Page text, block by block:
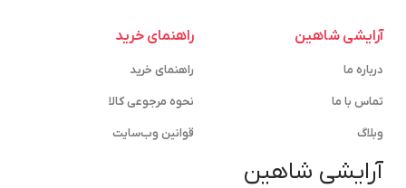
آرایشی شاهین
درباره ما
تماس با ما
وبلاگ
آرایشی شاهین
راهنمای خرید
راهنمای خرید
نحوه مرجوعی کالا
قوانین وب‌سایت